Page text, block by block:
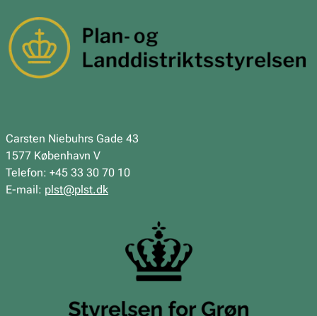
Carsten Niebuhrs Gade 43
1577 København V
Telefon: +45 33 30 70 10
E-mail: plst@plst.dk